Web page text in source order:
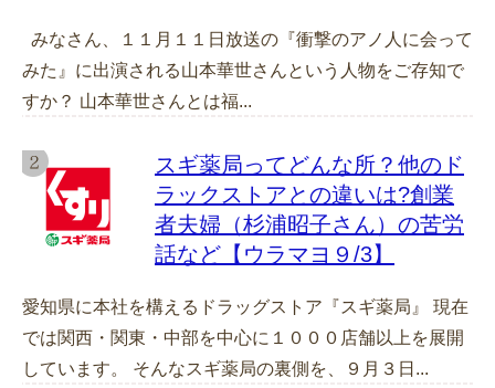
みなさん、１１月１１日放送の『衝撃のアノ人に会って
みた』に出演される山本華世さんという人物をご存知で
すか？ 山本華世さんとは福...
スギ薬局ってどんな所？他のド
ラックストアとの違いは?創業
者夫婦（杉浦昭子さん）の苦労
話など【ウラマヨ９/3】
愛知県に本社を構えるドラッグストア『スギ薬局』 現在
では関西・関東・中部を中心に１０００店舗以上を展開
しています。 そんなスギ薬局の裏側を、９月３日...